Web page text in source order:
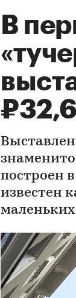
В
построен
известен